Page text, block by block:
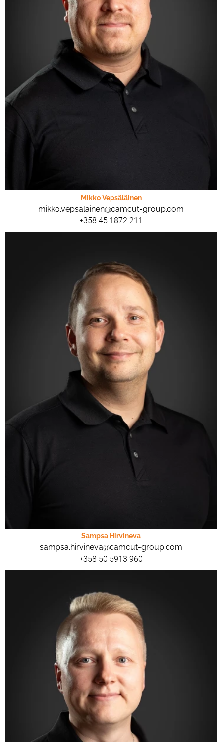
Mikko Vepsäläinen
mikko.vepsalainen@camcut-group.com
+358 45 1872 211
Sampsa Hirvineva
sampsa.hirvineva@camcut-group.com
+358 50 5913 960